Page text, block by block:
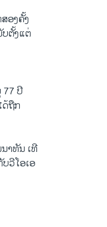
ອງຄັ້ງ
ຕັ້ງແຕ່
ປີ
ດ້ຖືກ
າທັນ ເທີ
ວີໂອເອ